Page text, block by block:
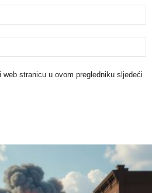
stranicu u ovom pregledniku sljedeći